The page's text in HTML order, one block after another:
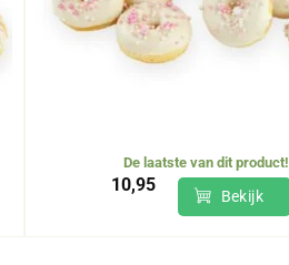
De laatste van dit product!
10,95
Bekijk